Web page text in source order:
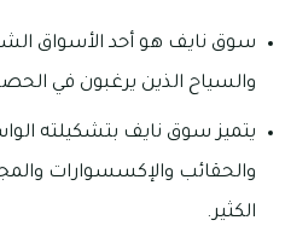
سوق نايف هو أحد الأسواق
والسياح الذين يرغبون في
يتميز سوق نايف بتشكيلته
والحقائب والإكسسوارات
الكثير.